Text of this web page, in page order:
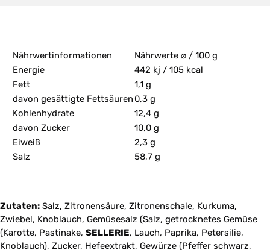
Nährwertinformationen
Nährwerte ⌀ / 100 g
Energie
442 kj / 105 kcal
Fett
1,1 g
davon gesättigte Fettsäuren 0,3 g
Kohlenhydrate
12,4 g
davon Zucker
10,0 g
Eiweiß
2,3 g
Salz
58,7 g
Zutaten: Salz, Zitronensäure, Zitronenschale, Kurkuma,
Zwiebel, Knoblauch, Gemüsesalz (Salz, getrocknetes Gemüse
(Karotte, Pastinake, SELLERIE, Lauch, Paprika, Petersilie,
Knoblauch), Zucker, Hefeextrakt, Gewürze (Pfeffer schwarz,